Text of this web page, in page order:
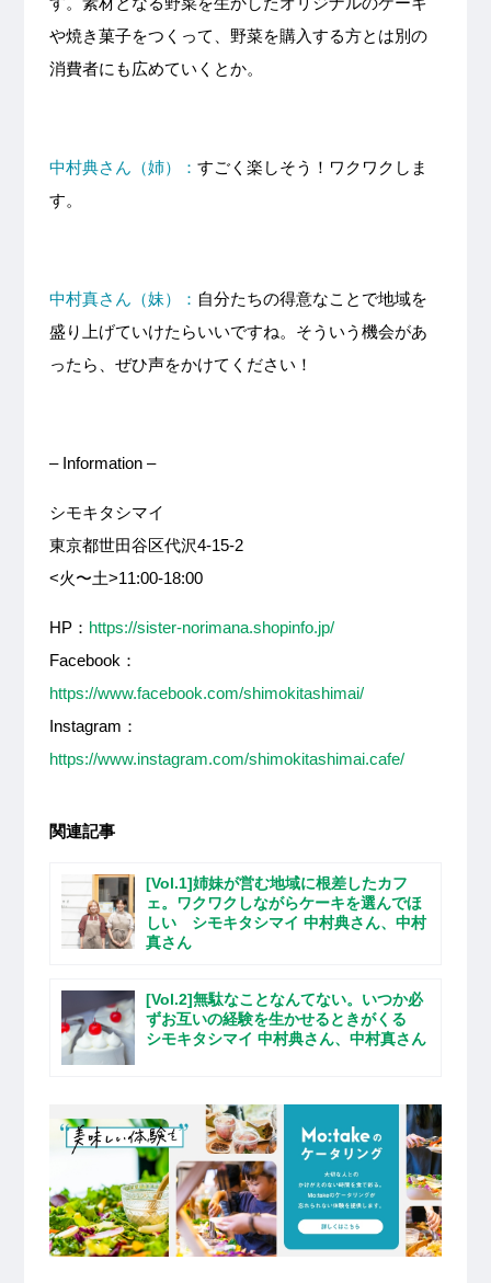
や焼き菓子をつくって、野菜を購入する方とは別の
消費者にも広めていくとか。
中村典さん（姉）： すごく楽しそう！ワクワクしま
す。
中村真さん（妹）： 自分たちの得意なことで地域を
盛り上げていけたらいいですね。そういう機会があ
ったら、ぜひ声をかけてください！
– Information –
シモキタシマイ
東京都世田谷区代沢4-15-2
<火〜土>11:00-18:00
HP： https://sister-norimana.shopinfo.jp/
Facebook：
https://www.facebook.com/shimokitashimai/
Instagram：
https://www.instagram.com/shimokitashimai.cafe/
関連記事
[Vol.1]姉妹が営む地域に根差したカフ
ェ。ワクワクしながらケーキを選んでほ
しい シモキタシマイ 中村典さん、中村
真さん
[Vol.2]無駄なことなんてない。いつか必
ずお互いの経験を生かせるときがくる
シモキタシマイ 中村典さん、中村真さん